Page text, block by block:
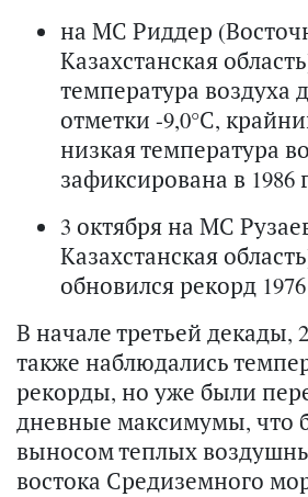
на МС Риддер
Казахстанская
температура воздуха
отметки -9,0°С,
низкая температура
зафиксирована в 1986
3 октября на МС
Казахстанская
обновился рекорд
В начале третьей декады,
также наблюдались
рекорды, но уже были
дневные максимумы, что
выносом теплых
востока Средиземного